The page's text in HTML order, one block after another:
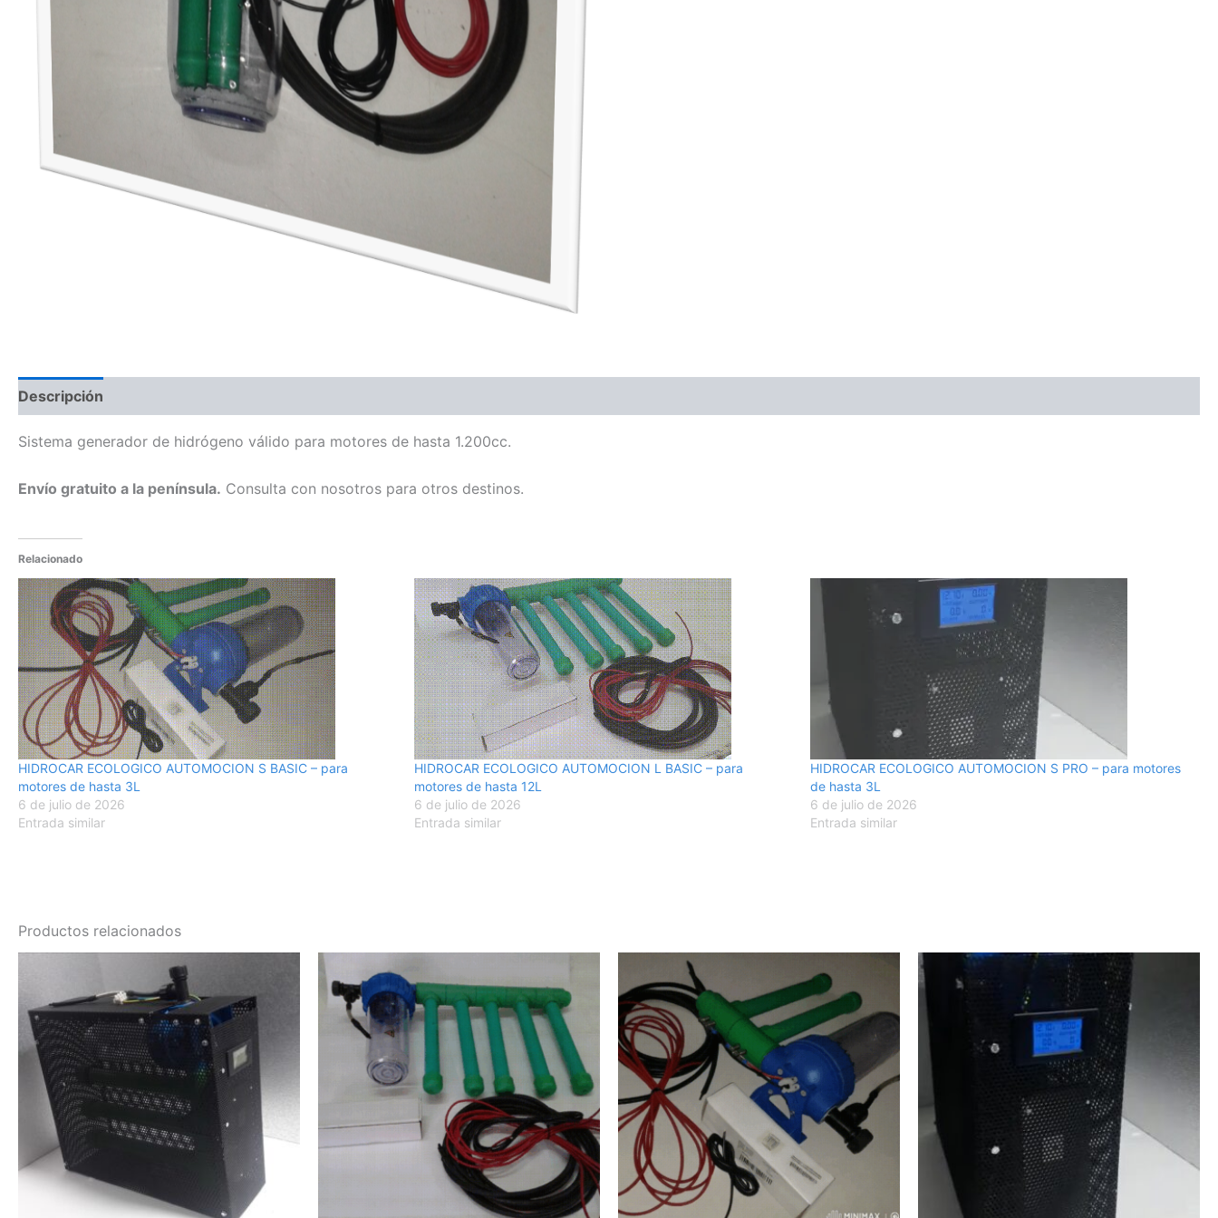
Descripción
Sistema generador de hidrógeno válido para motores de hasta 1.200cc.
Envío gratuito a la península. Consulta con nosotros para otros destinos.
Relacionado
HIDROCAR ECOLOGICO AUTOMOCION S BASIC – para
motores de hasta 3L
6 de julio de 2026
Entrada similar
HIDROCAR ECOLOGICO AUTOMOCION L BASIC – para
motores de hasta 12L
6 de julio de 2026
Entrada similar
HIDROCAR ECOLOGICO AUTOMOCION S PRO – para motores
de hasta 3L
6 de julio de 2026
Entrada similar
Productos relacionados